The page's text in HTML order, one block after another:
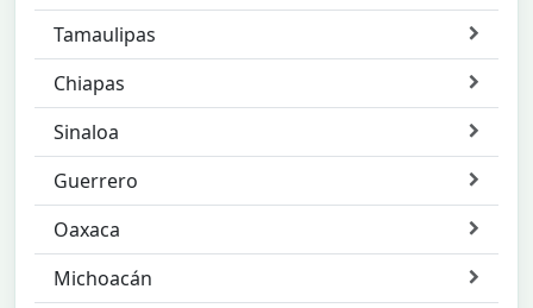
Tamaulipas
Chiapas
Sinaloa
Guerrero
Oaxaca
Michoacán